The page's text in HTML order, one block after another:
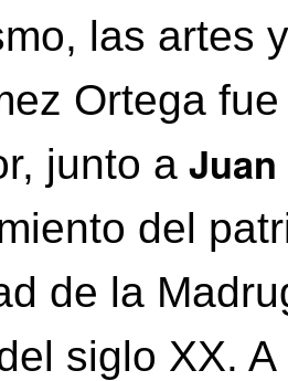
las artes
Ortega
junto a Juan
del
de la
siglo XX.